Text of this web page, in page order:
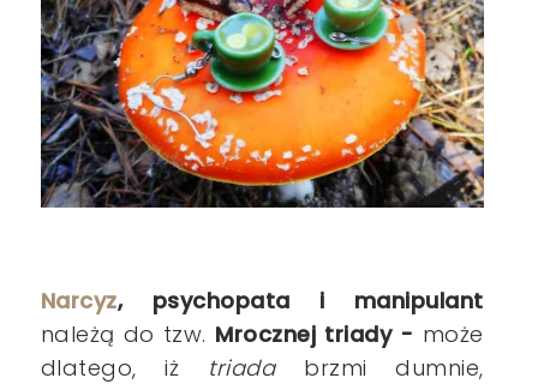
Narcyz, psychopata i manipulant
należą do tzw. Mrocznej triady - może
dlatego, iż triadabrzmi dumnie,